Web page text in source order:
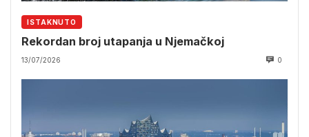
ISTAKNUTO
Rekordan broj utapanja u Njemačkoj
13/07/2026 0